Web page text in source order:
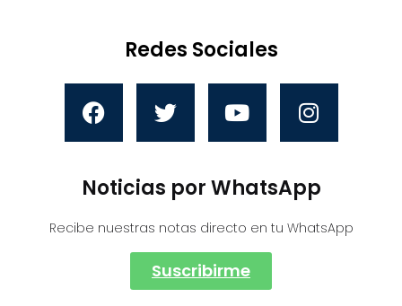
Redes Sociales
Noticias por WhatsApp
Recibe nuestras notas directo en tu WhatsApp
Suscribirme